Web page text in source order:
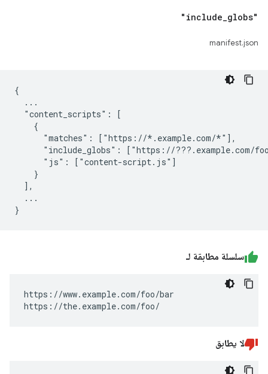
"include_globs"
manifest.json
{
  ...
  "content_scripts": [
    {
      "matches": ["https://*.example.com/*"],
"include_globs": ["https://???.example.com/
      "js": ["content-script.js"]
    }
  ],
  ...
سلسلة مطابقة لـ
https://www.example.com/foo/bar
https://the.example.com/foo/
لا يطابق